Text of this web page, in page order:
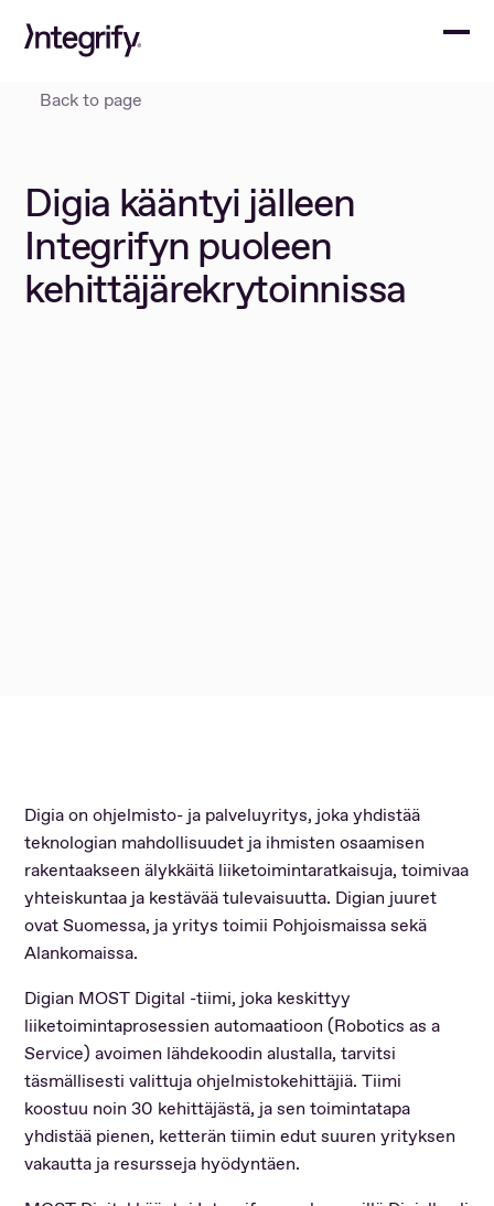
To
Back to page
Digia kääntyi jälleen
Integrifyn puoleen
kehittäjärekrytoinnissa
Digia on ohjelmisto- ja palveluyritys, joka yhdistää
teknologian mahdollisuudet ja ihmisten osaamisen
rakentaakseen älykkäitä liiketoimintaratkaisuja, toimivaa
yhteiskuntaa ja kestävää tulevaisuutta. Digian juuret
ovat Suomessa, ja yritys toimii Pohjoismaissa sekä
Alankomaissa.
Digian MOST Digital -tiimi, joka keskittyy
liiketoimintaprosessien automaatioon (Robotics as a
Service) avoimen lähdekoodin alustalla, tarvitsi
täsmällisesti valittuja ohjelmistokehittäjiä. Tiimi
koostuu noin 30 kehittäjästä, ja sen toimintatapa
yhdistää pienen, ketterän tiimin edut suuren yrityksen
vakautta ja resursseja hyödyntäen.